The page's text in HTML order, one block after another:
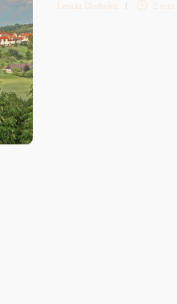
Letícia Diethelm 2 min